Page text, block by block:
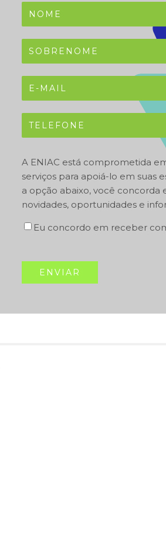
A ENIAC está comprometida
serviços para apoiá-lo em suas
a opção abaixo, você concorda
novidades, oportunidades e
Eu concordo em receber